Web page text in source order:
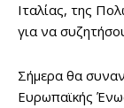
Ιταλίας, της
για να
Σήμερα θα
Ευρωπαϊκής